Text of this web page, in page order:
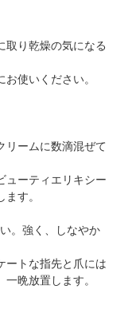
取り乾燥の気になる
使いください。
リームに数滴混ぜて
ューティエリキシー
す。
。強く、しなやか
ートな指先と爪には
一晩放置します。